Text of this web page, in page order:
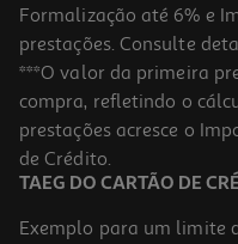
Telecomando Qilive
18.99 €/un
18,99 €
Formalização até 6% e
prestações. Consulte
***O valor da primeira
compra, refletindo o
prestações acresce o
de Crédito.
TAEG DO CARTÃO DE
Exemplo para um limite